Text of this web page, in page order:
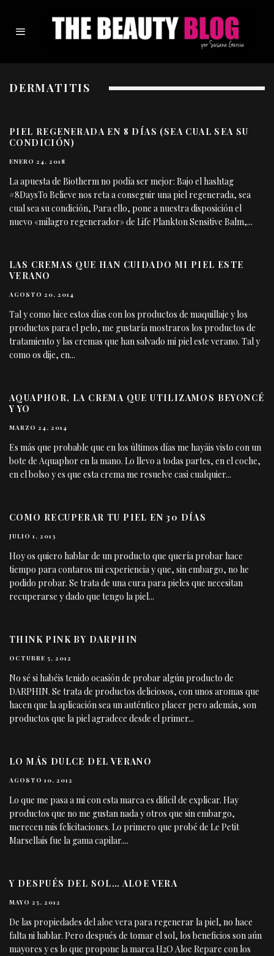
DERMATITIS
PIEL REGENERADA EN 8 DÍAS (SEA CUAL SEA SU
CONDICIÓN)
ENERO 24, 2018
La apuesta de Biotherm no podía ser mejor: Bajo el hashtag
#8DaysTo Believe nos reta a conseguir una piel regenerada, sea
cual sea su condición, Para ello, pone a nuestra disposición el
nuevo «milagro regenerador» de Life Plankton Sensitive Balm,...
LAS CREMAS QUE HAN CUIDADO MI PIEL ESTE
VERANO
AGOSTO 20, 2014
Tal y como hice estos días con los productos de maquillaje y los
productos para el pelo, me gustaría mostraros los productos de
tratamiento y las cremas que han salvado mi piel este verano. Tal y
como os dije, en...
AQUAPHOR, LA CREMA QUE UTILIZAMOS BEYONCÉ
Y YO
MARZO 24, 2014
Es más que probable que en los últimos días me hayáis visto con un
bote de Aquaphor en la mano. Lo llevo a todas partes, en el coche,
en el bolso y es que esta crema me resuelve casi cualquier...
COMO RECUPERAR TU PIEL EN 30 DÍAS
JULIO 1, 2013
Hoy os quiero hablar de un producto que quería probar hace
tiempo para contaros mi experiencia y que, sin embargo, no he
podido probar. Se trata de una cura para pieles que necesitan
recuperarse y dado que tengo la piel...
THINK PINK BY DARPHIN
OCTUBRE 5, 2012
No sé si habéis tenido ocasión de probar algún producto de
DARPHIN. Se trata de productos deliciosos, con unos aromas que
hacen que la aplicación sea un auténtico placer pero además, son
productos que la piel agradece desde el primer...
LO MÁS DULCE DEL VERANO
AGOSTO 10, 2012
Lo que me pasa a mi con esta marca es dificil de explicar. Hay
productos que no me gustan nada y otros que sin embargo,
merecen mis felicitaciones. Lo primero que probé de Le Petit
Marsellais fue la gama capilar....
Y DESPUÉS DEL SOL… ALOE VERA
MAYO 25, 2012
De las propiedades del aloe vera para regenerar la piel, no hace
falta ni hablar. Pero después de tomar el sol, los beneficios son aún
mayores y es lo que propone la marca H2O Aloe Repare con los